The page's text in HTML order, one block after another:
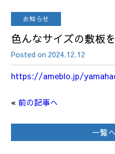
お知らせ
色んなサイズの敷板
Posted on 2024.12.12
https://ameblo.jp/
« 前の記事へ
一覧